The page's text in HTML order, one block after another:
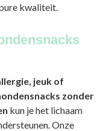
kwaliteit.
jeuk of
zonder
kun je het lichaam
Onze